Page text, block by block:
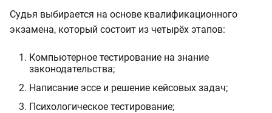
Судья выбирается на основе квалификационного
экзамена, который состоит из четырёх этапов:
Компьютерное тестирование на знание
законодательства;
Написание эссе и решение кейсовых задач;
Психологическое тестирование;